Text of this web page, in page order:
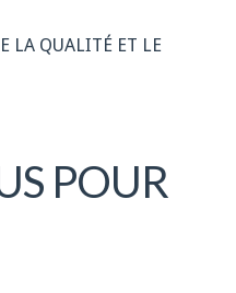
LA QUALITÉ ET LE
POUR